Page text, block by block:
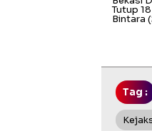
Tutup
Bintara
Tag :